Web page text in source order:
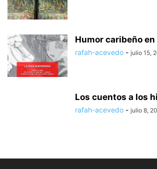
Humor caribeño
rafah-acevedo - julio 15,
Los cuentos a los
rafah-acevedo - julio 8,